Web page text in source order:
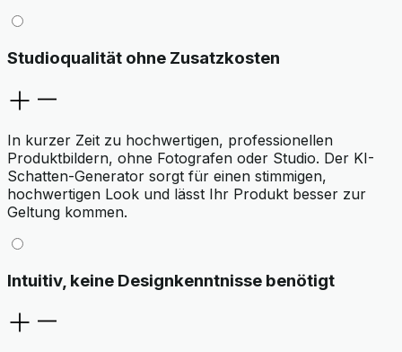
Studioqualität ohne Zusatzkosten
In kurzer Zeit zu hochwertigen, professionellen
Produktbildern, ohne Fotografen oder Studio. Der KI-
Schatten-Generator sorgt für einen stimmigen,
hochwertigen Look und lässt Ihr Produkt besser zur
Geltung kommen.
Intuitiv, keine Designkenntnisse benötigt